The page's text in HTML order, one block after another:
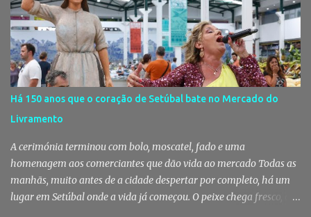
detenção por furto A detenção ocorreu no dia 4 de Agosto, - mas
divulgada só nesta quinta-feira - numa ação desenvolvida pelo
Posto Territorial de Pinhal Novo. Segundo a GNR, "no âmbito de
uma ação de patrulhamento, os militares da Guarda detetaram
uma viatura estacionada num local referenciado pela prática de
furtos e pelo consumo de estupefacientes", circunstância que
motivou a realização de diligências policiais. Foi no decorrer
dessas ações que os militares localizaram um suspeito no interior
de um edifício público. Apanhado em flagrante De ...
Há 150 anos que o coração de Setúbal bate no Mercado do
Livramento
A cerimónia terminou com bolo, moscatel, fado e uma
homenagem aos comerciantes que dão vida ao mercado Todas as
manhãs, muito antes de a cidade despertar por completo, há um
lugar em Setúbal onde a vida já começou. O peixe chega fresco, os